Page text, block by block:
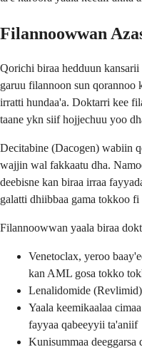
Filannoowwan
Qorichi biraa hedduun
garuu filannoon sun qorannoo
irratti hundaa'a. Doktarri kee
taane ykn siif hojjechuu yoo
Decitabine (Dacogen) wabiin
wajjin wal fakkaatu dha.
deebisne kan biraa irraa
galatti dhiibbaa gama tokkoo
Filannoowwan yaala biraa
Venetoclax, yeroo
kan AML gosa tokko
Lenalidomide
Yaala keemikaalaa
fayyaa qabeeyyii ta'aniif
Kunisummaa